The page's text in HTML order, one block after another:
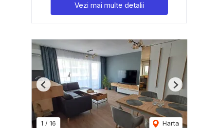
Vezi mai multe detalii
1 / 16 Harta
Previous Next